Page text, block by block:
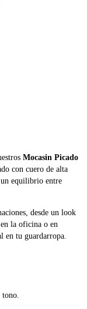
Mocasin Picado
con cuero de alta
un equilibrio entre
desde un look
la oficina o en
en tu guardarropa.
tono.